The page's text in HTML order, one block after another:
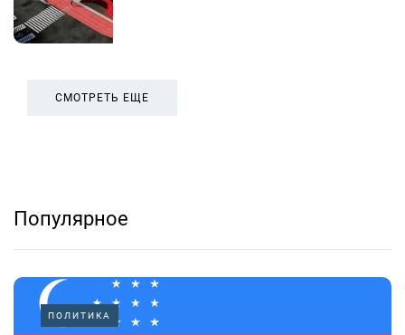
СМОТРЕТЬ ЕЩЕ
Популярное
ПОЛИТИКА